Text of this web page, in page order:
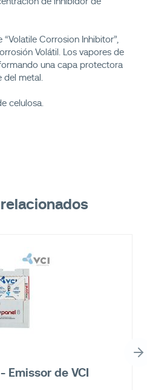
Corrosion Inhibitor”,
Volátil. Los vapores de
una capa protectora
metal.
celulosa.
Emissor de VCI